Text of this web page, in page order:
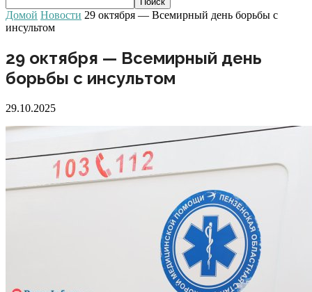
Домой Новости 29 октября — Всемирный день борьбы с
инсультом
29 октября — Всемирный день
борьбы с инсультом
29.10.2025